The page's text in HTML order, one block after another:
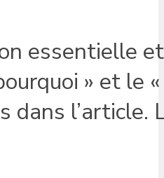
essentielle
» et le
dans l’article.